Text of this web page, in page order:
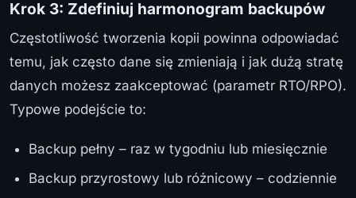
Krok 3: Zdefiniuj harmonogram backupów
Częstotliwość tworzenia kopii powinna odpowiadać
temu, jak często dane się zmieniają i jak dużą stratę
danych możesz zaakceptować (parametr RTO/RPO).
Typowe podejście to:
Backup pełny – raz w tygodniu lub miesięcznie
Backup przyrostowy lub różnicowy – codziennie